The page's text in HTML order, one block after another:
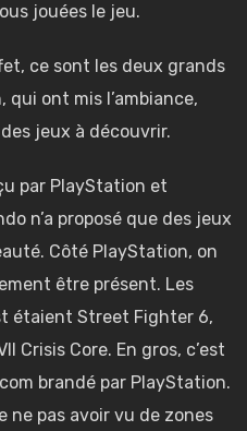
jouées le jeu.
ce sont les deux grands
qui ont mis l’ambiance,
jeux à découvrir.
par PlayStation et
n’a proposé que des jeux
Côté PlayStation, on
être présent. Les
étaient Street Fighter 6,
Crisis Core. En gros, c’est
brandé par PlayStation.
ne pas avoir vu de zones